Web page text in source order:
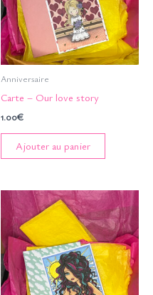
Anniversaire
Carte – Our love story
1.00€
Ajouter au panier